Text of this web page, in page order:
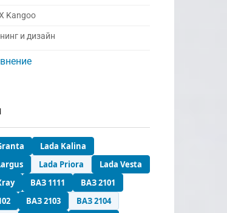
Kangoo
и дизайн
Lada Kalina
Lada Priora
Lada Vesta
ВАЗ 1111
ВАЗ 2101
ВАЗ 2103
ВАЗ 2104